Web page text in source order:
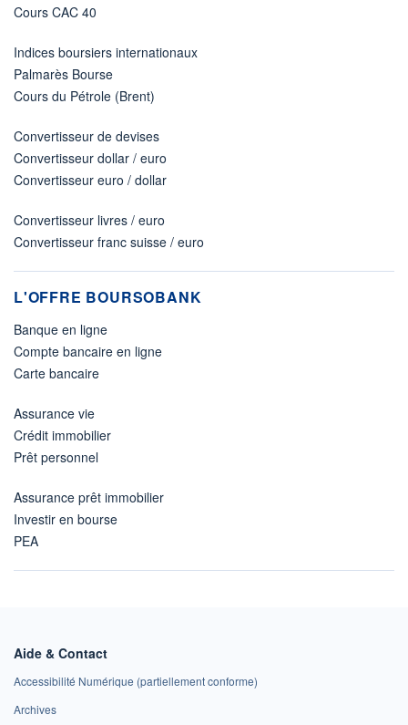
Cours CAC 40
Indices boursiers internationaux
Palmarès Bourse
Cours du Pétrole (Brent)
Convertisseur de devises
Convertisseur dollar / euro
Convertisseur euro / dollar
Convertisseur livres / euro
Convertisseur franc suisse / euro
L'OFFRE BOURSOBANK
Banque en ligne
Compte bancaire en ligne
Carte bancaire
Assurance vie
Crédit immobilier
Prêt personnel
Assurance prêt immobilier
Investir en bourse
PEA
Aide & Contact
Accessibilité Numérique (partiellement conforme)
Archives